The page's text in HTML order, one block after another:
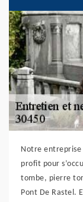
Notre
profit pour
tombe, pierre
Pont De Rastel.